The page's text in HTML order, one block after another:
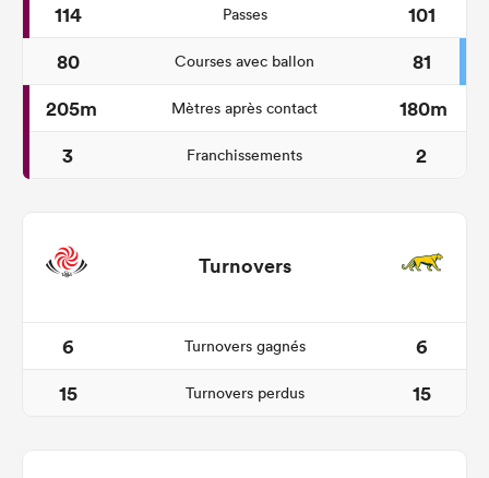
114 Passes
101
80
Courses avec ballon
81
205m
Mètres après contact
180m
3
Franchissements 2
Turnovers
6 Turnovers gagnés
6
15
Turnovers perdus 15